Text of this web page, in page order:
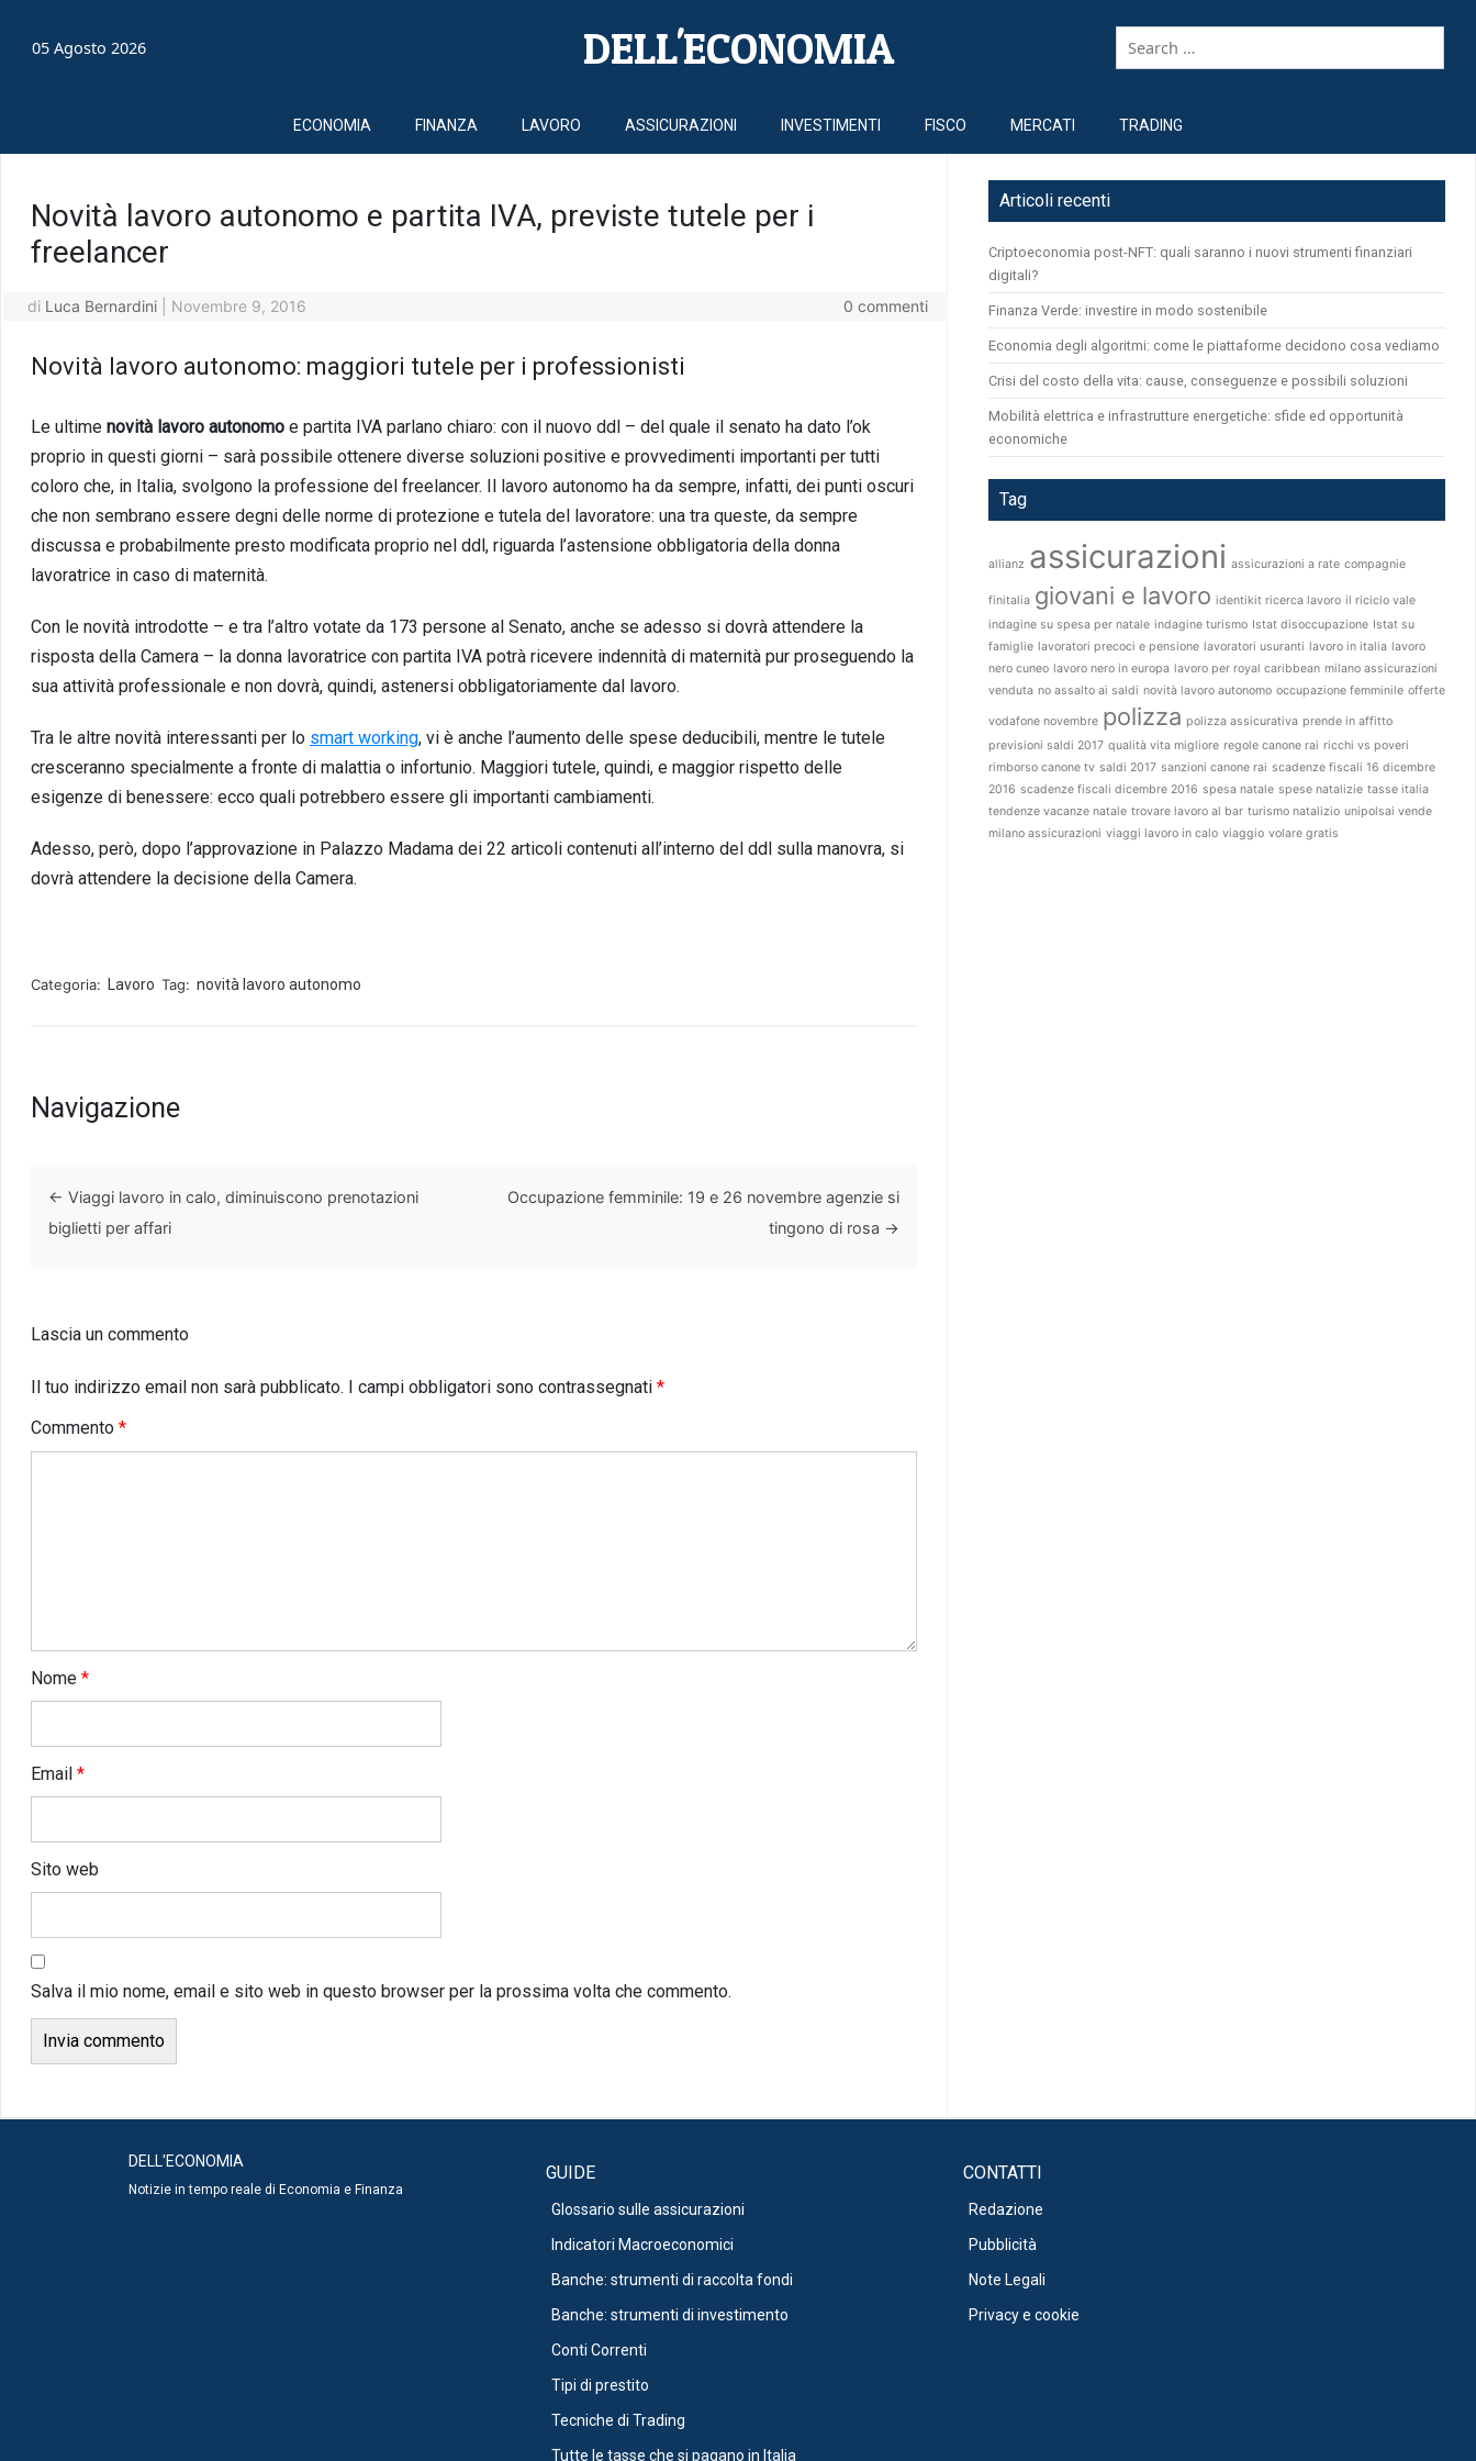
05 Agosto 2026 DELL'ECONOMIA
ECONOMIA FINANZA LAVORO ASSICURAZIONI INVESTIMENTI FISCO MERCATI TRADING
Novità lavoro autonomo e partita IVA, previste tutele per i
freelancer
di Luca Bernardini Novembre 9, 2016 0 commenti
Novità lavoro autonomo: maggiori tutele per i professionisti
Le ultime novità lavoro autonomoe partita IVA parlano chiaro: con il nuovo ddl – del quale il senato ha dato l’ok
proprio in questi giorni – sarà possibile ottenere diverse soluzioni positive e provvedimenti importanti per tutti
coloro che, in Italia, svolgono la professione del freelancer. Il lavoro autonomo ha da sempre, infatti, dei punti oscuri
che non sembrano essere degni delle norme di protezione e tutela del lavoratore: una tra queste, da sempre
discussa e probabilmente presto modificata proprio nel ddl, riguarda l’astensione obbligatoria della donna
lavoratrice in caso di maternità.
Con le novità introdotte – e tra l’altro votate da 173 persone al Senato, anche se adesso si dovrà attendere la
risposta della Camera – la donna lavoratrice con partita IVA potrà ricevere indennità di maternità pur proseguendo la
sua attività professionale e non dovrà, quindi, astenersi obbligatoriamente dal lavoro.
Tra le altre novità interessanti per lo smart working, vi è anche l’aumento delle spese deducibili, mentre le tutele
cresceranno specialmente a fronte di malattia o infortunio. Maggiori tutele, quindi, e maggior rispetto delle
esigenze di benessere: ecco quali potrebbero essere gli importanti cambiamenti.
Adesso, però, dopo l’approvazione in Palazzo Madama dei 22 articoli contenuti all’interno del ddl sulla manovra, si
dovrà attendere la decisione della Camera.
Categoria: Lavoro Tag: novità lavoro autonomo
Navigazione
← Viaggi lavoro in calo, diminuiscono prenotazioni
biglietti per affari
Occupazione femminile: 19 e 26 novembre agenzie si
tingono di rosa →
Lascia un commento
Il tuo indirizzo email non sarà pubblicato. I campi obbligatori sono contrassegnati *
Commento *
Nome *
Email *
Sito web
Salva il mio nome, email e sito web in questo browser per la prossima volta che commento.
Articoli recenti
Criptoeconomia post-NFT: quali saranno i nuovi strumenti finanziari
digitali?
Finanza Verde: investire in modo sostenibile
Economia degli algoritmi: come le piattaforme decidono cosa vediamo
Crisi del costo della vita: cause, conseguenze e possibili soluzioni
Mobilità elettrica e infrastrutture energetiche: sfide ed opportunità
economiche
Tag
allianz assicurazioni assicurazioni a rate compagnie
finitalia giovani e lavoro identikit ricerca lavoro il riciclo vale
indagine su spesa per natale indagine turismo Istat disoccupazione Istat su
famiglie lavoratori precoci e pensione lavoratori usuranti lavoro in italia lavoro
nero cuneo lavoro nero in europa lavoro per royal caribbean milano assicurazioni
venduta no assalto ai saldi novità lavoro autonomo occupazione femminile offerte
vodafone novembre polizza polizza assicurativa prende in affitto
previsioni saldi 2017 qualità vita migliore regole canone rai ricchi vs poveri
rimborso canone tv saldi 2017 sanzioni canone rai scadenze fiscali 16 dicembre
2016 scadenze fiscali dicembre 2016 spesa natale spese natalizie tasse italia
tendenze vacanze natale trovare lavoro al bar turismo natalizio unipolsai vende
milano assicurazioni viaggi lavoro in calo viaggio volare gratis
DELL'ECONOMIA
Notizie in tempo reale di Economia e Finanza
GUIDE
Glossario sulle assicurazioni
Indicatori Macroeconomici
Banche: strumenti di raccolta fondi
Banche: strumenti di investimento
Conti Correnti
Tipi di prestito
Tecniche di Trading
Tutte le tasse che si pagano in Italia
CONTATTI
Redazione
Pubblicità
Note Legali
Privacy e cookie